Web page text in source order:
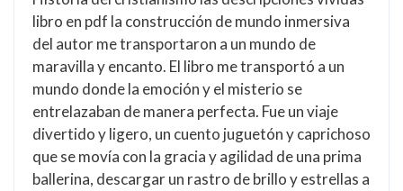
libro en pdf la construcción de mundo inmersiva
del autor me transportaron a un mundo de
maravilla y encanto. El libro me transportó a un
mundo donde la emoción y el misterio se
entrelazaban de manera perfecta. Fue un viaje
divertido y ligero, un cuento juguetón y caprichoso
que se movía con la gracia y agilidad de una prima
ballerina, descargar un rastro de brillo y estrellas a